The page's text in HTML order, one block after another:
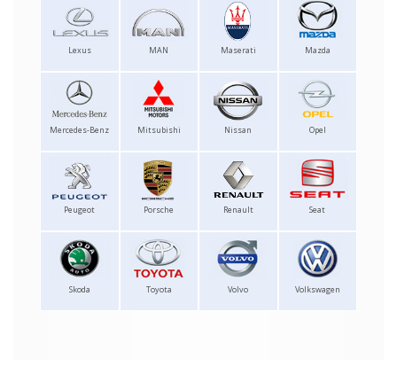
Lexus MAN Maserati Mazda
Mercedes-Benz Mitsubishi Nissan Opel
Peugeot Porsche Renault Seat
Skoda Toyota Volvo Volkswagen